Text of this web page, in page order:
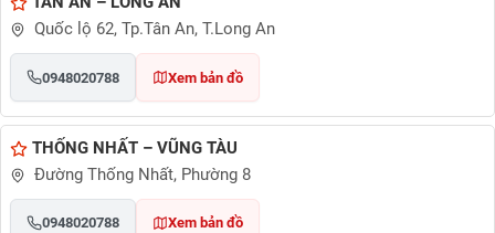
Quốc lộ 62, Tp.Tân An, T.Long An
0948020788 Xem bản đồ
THỐNG NHẤT – VŨNG TÀU
Đường Thống Nhất, Phường 8
0948020788 Xem bản đồ